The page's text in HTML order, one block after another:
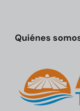
Quiénes